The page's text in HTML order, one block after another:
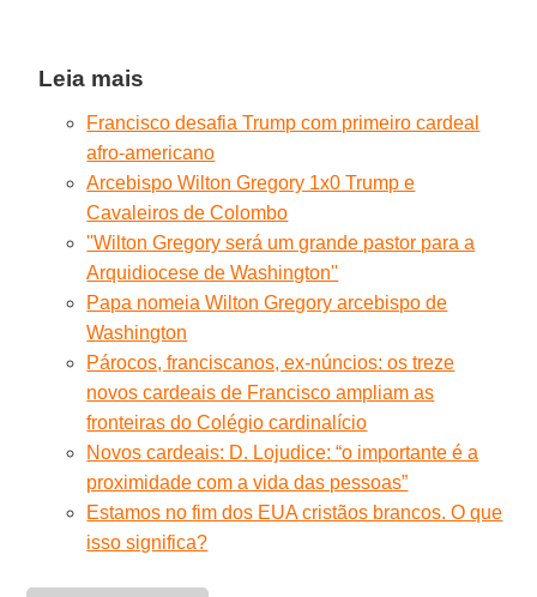
Leia mais
Francisco desafia Trump com primeiro cardeal
afro-americano
Arcebispo Wilton Gregory 1x0 Trump e
Cavaleiros de Colombo
''Wilton Gregory será um grande pastor para a
Arquidiocese de Washington''
Papa nomeia Wilton Gregory arcebispo de
Washington
Párocos, franciscanos, ex-núncios: os treze
novos cardeais de Francisco ampliam as
fronteiras do Colégio cardinalício
Novos cardeais: D. Lojudice: “o importante é a
proximidade com a vida das pessoas”
Estamos no fim dos EUA cristãos brancos. O que
isso significa?